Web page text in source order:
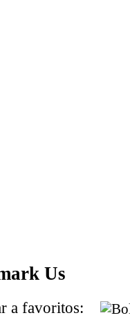
Us
a favoritos: